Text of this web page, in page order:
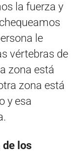
la fuerza y
le
vértebras de
zona está
zona está
y esa
de los